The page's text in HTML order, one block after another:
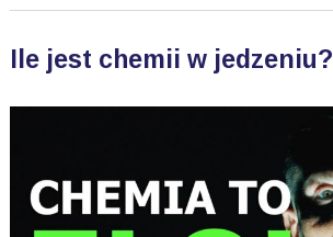
Ile jest chemii w jedzeniu?